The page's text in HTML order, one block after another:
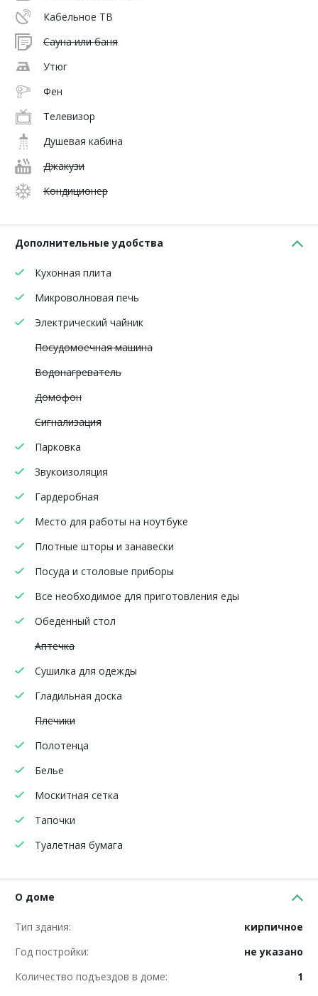
Кабельное ТВ
Сауна или баня
Утюг
Фен
Телевизор
Душевая кабина
Джакузи
Кондиционер
Дополнительные удобства
Кухонная плита
Микроволновая печь
Электрический чайник
Посудомоечная машина
Водонагреватель
Домофон
Сигнализация
Парковка
Звукоизоляция
Гардеробная
Место для работы на ноутбуке
Плотные шторы и занавески
Посуда и столовые приборы
Все необходимое для приготовления еды
Обеденный стол
Аптечка
Сушилка для одежды
Гладильная доска
Плечики
Полотенца
Белье
Москитная сетка
Тапочки
Туалетная бумага
О доме
Тип здания:
кирпичное
Год постройки:
не указано
Количество подъездов в доме:
1